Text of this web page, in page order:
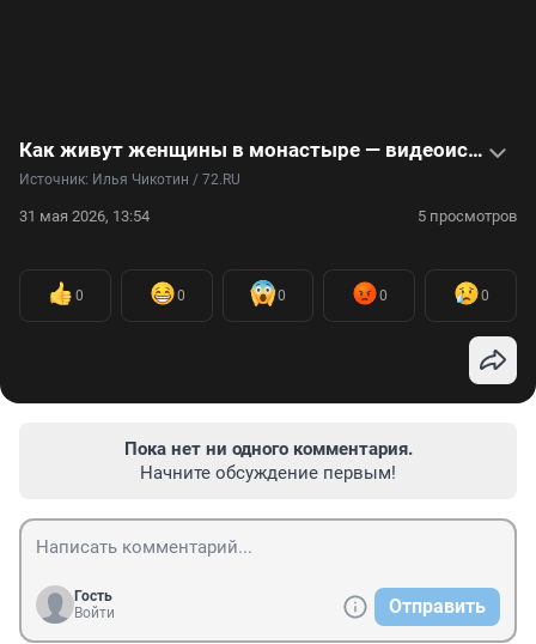
Как живут женщины в монастыре — видеоистория
Источник: Илья Чикотин / 72.RU
31 мая 2026, 13:54 5 просмотров
0 0 0 0 0
Пока нет ни одного комментария.
Начните обсуждение первым!
Гость
Войти
Отправить